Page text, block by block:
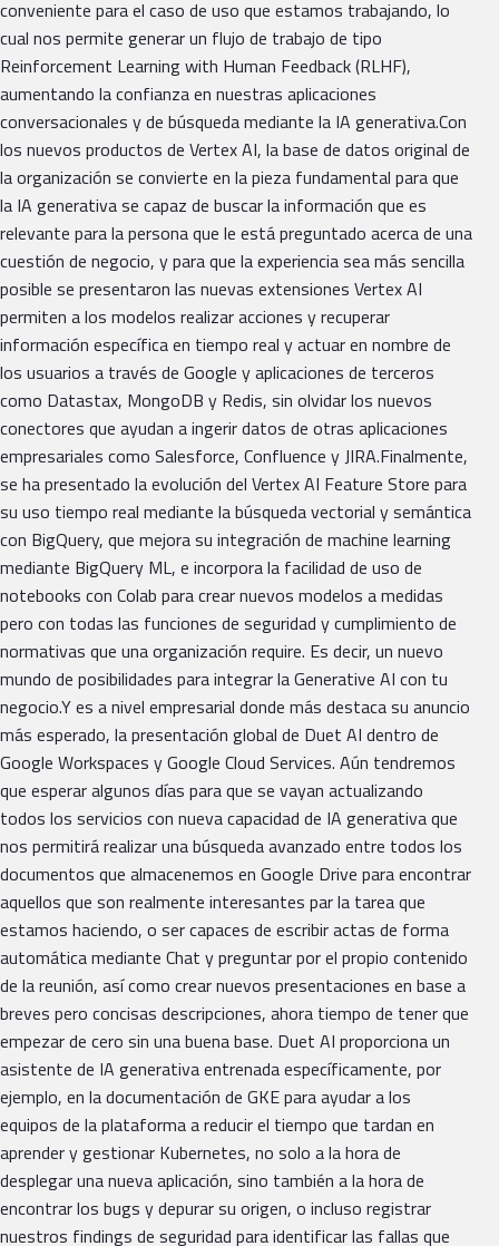
conveniente para el caso de uso que estamos trabajando, lo
cual nos permite generar un flujo de trabajo de tipo
Reinforcement Learning with Human Feedback (RLHF),
aumentando la confianza en nuestras aplicaciones
conversacionales y de búsqueda mediante la IA generativa.Con
los nuevos productos de Vertex AI, la base de datos original de
la organización se convierte en la pieza fundamental para que
la IA generativa se capaz de buscar la información que es
relevante para la persona que le está preguntado acerca de una
cuestión de negocio, y para que la experiencia sea más sencilla
posible se presentaron las nuevas extensiones Vertex AI
permiten a los modelos realizar acciones y recuperar
información específica en tiempo real y actuar en nombre de
los usuarios a través de Google y aplicaciones de terceros
como Datastax, MongoDB y Redis, sin olvidar los nuevos
conectores que ayudan a ingerir datos de otras aplicaciones
empresariales como Salesforce, Confluence y JIRA.Finalmente,
se ha presentado la evolución del Vertex AI Feature Store para
su uso tiempo real mediante la búsqueda vectorial y semántica
con BigQuery, que mejora su integración de machine learning
mediante BigQuery ML, e incorpora la facilidad de uso de
notebooks con Colab para crear nuevos modelos a medidas
pero con todas las funciones de seguridad y cumplimiento de
normativas que una organización require. Es decir, un nuevo
mundo de posibilidades para integrar la Generative AI con tu
negocio.Y es a nivel empresarial donde más destaca su anuncio
más esperado, la presentación global de Duet AI dentro de
Google Workspaces y Google Cloud Services. Aún tendremos
que esperar algunos días para que se vayan actualizando
todos los servicios con nueva capacidad de IA generativa que
nos permitirá realizar una búsqueda avanzado entre todos los
documentos que almacenemos en Google Drive para encontrar
aquellos que son realmente interesantes par la tarea que
estamos haciendo, o ser capaces de escribir actas de forma
automática mediante Chat y preguntar por el propio contenido
de la reunión, así como crear nuevos presentaciones en base a
breves pero concisas descripciones, ahora tiempo de tener que
empezar de cero sin una buena base. Duet AI proporciona un
asistente de IA generativa entrenada específicamente, por
ejemplo, en la documentación de GKE para ayudar a los
equipos de la plataforma a reducir el tiempo que tardan en
aprender y gestionar Kubernetes, no solo a la hora de
desplegar una nueva aplicación, sino también a la hora de
encontrar los bugs y depurar su origen, o incluso registrar
nuestros findings de seguridad para identificar las fallas que